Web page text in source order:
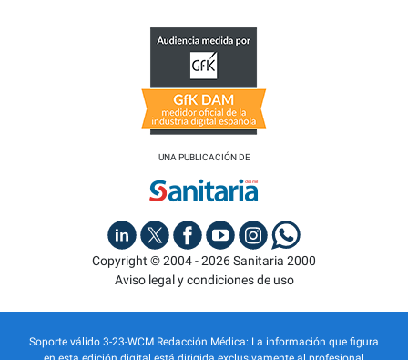
UNA PUBLICACIÓN DE
Copyright © 2004 - 2026 Sanitaria 2000
Aviso legal y condiciones de uso
Soporte válido 3-23-WCM Redacción Médica: La información que figura